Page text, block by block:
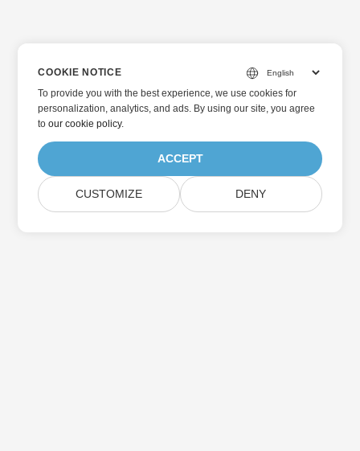
COOKIE NOTICE
To provide you with the best experience, we use cookies for
personalization, analytics, and ads. By using our site, you agree
toour cookie policy.
ACCEPT
CUSTOMIZE DENY